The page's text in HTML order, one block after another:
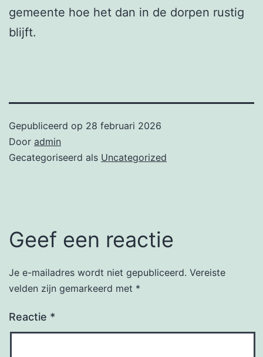
gemeente hoe het dan in de dorpen rustig
blijft.
Gepubliceerd op 28 februari 2026
Door admin
Gecategoriseerd als Uncategorized
Geef een reactie
Je e-mailadres wordt niet gepubliceerd. Vereiste
velden zijn gemarkeerd met *
Reactie *